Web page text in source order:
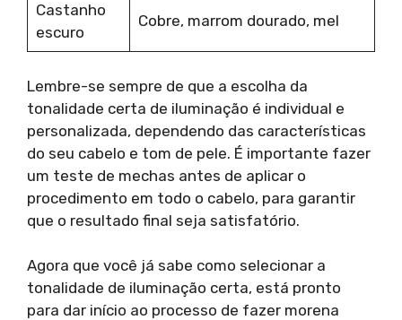
Castanho
escuro
Cobre, marrom dourado, mel
Lembre-se sempre de que a escolha da
tonalidade certa de iluminação é individual e
personalizada, dependendo das características
do seu cabelo e tom de pele. É importante fazer
um teste de mechas antes de aplicar o
procedimento em todo o cabelo, para garantir
que o resultado final seja satisfatório.
Agora que você já sabe como selecionar a
tonalidade de iluminação certa, está pronto
para dar início ao processo de fazer morena